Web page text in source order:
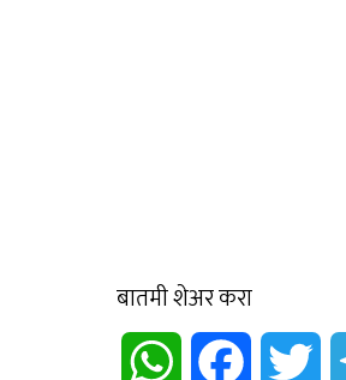
बातमी शेअर करा
WhatsApp Facebook